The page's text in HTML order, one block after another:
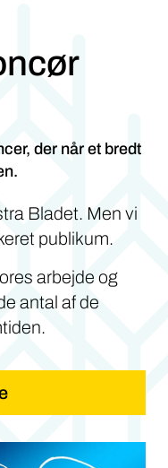
der når et bredt
Bladet. Men vi
publikum.
arbejde og
antal af de